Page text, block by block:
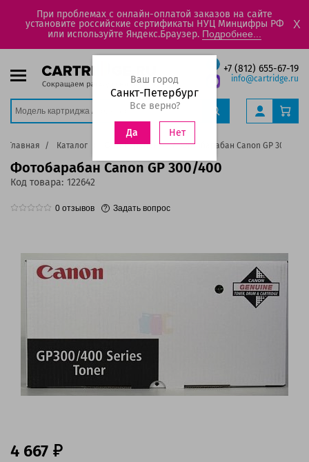
При проблемах с онлайн-оплатой заказов на сайте
установите российские сертификаты НУЦ Минцифры РФ
или используйте Яндекс.Браузер. Подробнее...
X
+7 (812) 655-67-19
info@cartridge.ru
Ваш город
Санкт-Петербург
Все верно?
Да Нет
Главная Каталог Фотобарабаны Фотобарабан Canon GP 300/400
Фотобарабан Canon GP 300/400
Код товара: 122642
0 отзывов Задать вопрос
4 667